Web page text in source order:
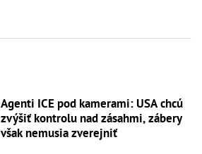
Agenti ICE pod kamerami: USA chcú
zvýšiť kontrolu nad zásahmi, zábery
však nemusia zverejniť